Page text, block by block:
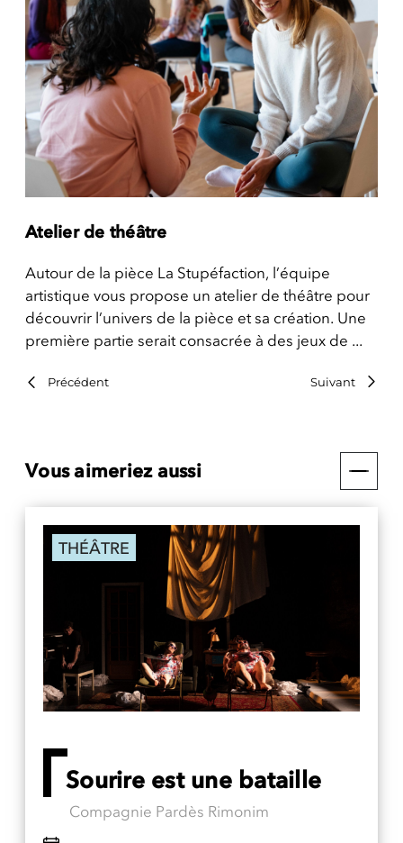
Atelier de théâtre
Autour de la pièce La Stupéfaction, l’équipe
artistique vous propose un atelier de théâtre pour
découvrir l’univers de la pièce et sa création. Une
première partie serait consacrée à des jeux de ...
Précédent Suivant
Vous aimeriez aussi
THÉÂTRE
Sourire est une bataille
Compagnie Pardès Rimonim